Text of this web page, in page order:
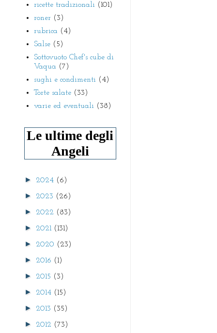
ricette tradizionali (101)
roner (3)
rubrica (4)
Salse (5)
Sottovuoto Chef's cube di
Vaqua (7)
sughi e condimenti (4)
Torte salate (33)
varie ed eventuali (38)
Le ultime degli
Angeli
► 2024 (6)
► 2023 (26)
► 2022 (83)
► 2021 (131)
► 2020 (23)
► 2016 (1)
► 2015 (3)
► 2014 (15)
► 2013 (35)
► 2012 (73)